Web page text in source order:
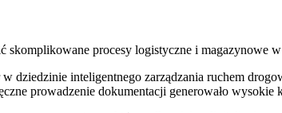
skomplikowane procesy logistyczne i magazynowe
dziedzinie inteligentnego zarządzania ruchem
prowadzenie dokumentacji generowało